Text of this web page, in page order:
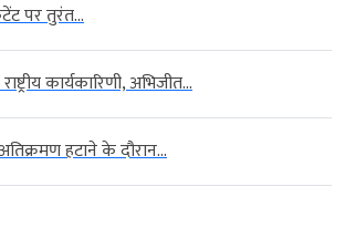
पर तुरंत...
कार्यकारिणी, अभिजीत...
हटाने के दौरान...